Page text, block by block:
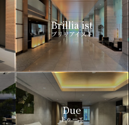
Brillia ist
ブリリアイスト
Due
ドゥーエ